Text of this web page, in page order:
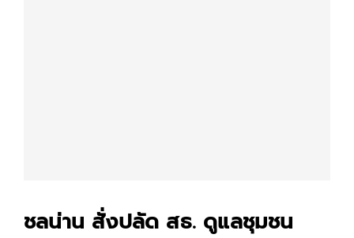
ชลน่าน สั่งปลัด สธ. ดูแลชุมชน